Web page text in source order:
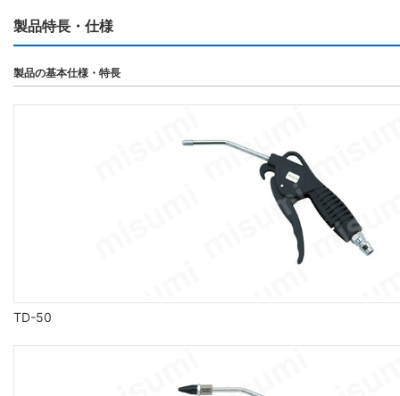
製品特長・仕様
製品の基本仕様・特長
TD-50